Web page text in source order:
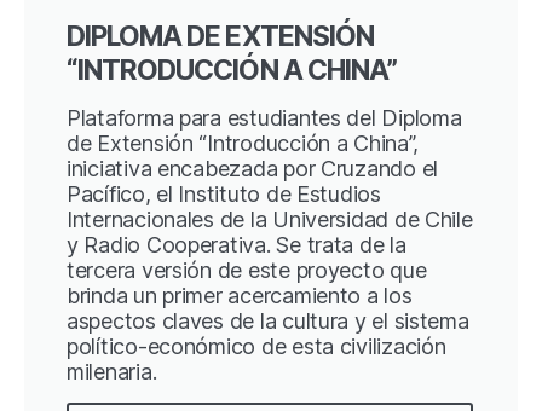
DIPLOMA DE EXTENSIÓN
“INTRODUCCIÓN A CHINA”
Plataforma para estudiantes del Diploma
de Extensión “Introducción a China”,
iniciativa encabezada por Cruzando el
Pacífico, el Instituto de Estudios
Internacionales de la Universidad de Chile
y Radio Cooperativa. Se trata de la
tercera versión de este proyecto que
brinda un primer acercamiento a los
aspectos claves de la cultura y el sistema
político-económico de esta civilización
milenaria.